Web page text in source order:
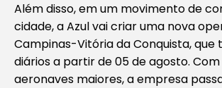
Além disso, em um movimento de
cidade, a Azul vai criar uma nova
Campinas-Vitória da Conquista, que
diários a partir de 05 de agosto.
aeronaves maiores, a empresa